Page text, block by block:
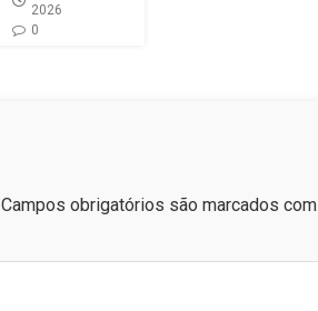
2026
0
Campos obrigatórios são marcados com